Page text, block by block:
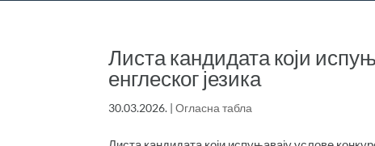
Листа кандидата који
енглеског језика
30.03.2026. |Огласна табла